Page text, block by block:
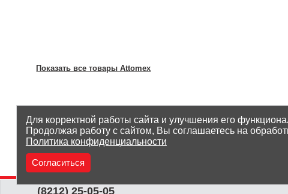
Показать все товары Attomex
Для корректной работы сайта и улучшения его
Продолжая работу с сайтом, Вы соглашаетесь на
Политика конфиденциальности
Согласиться
(8212) 25-05-05